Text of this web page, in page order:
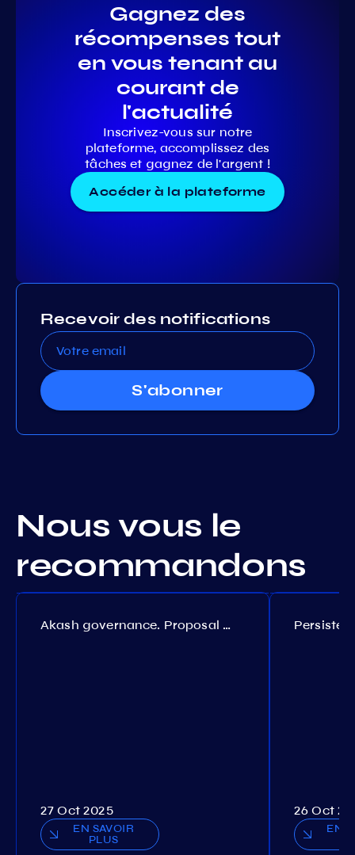
Gagnez des
récompenses tout
en vous tenant au
courant de
l'actualité
Inscrivez-vous sur notre
plateforme, accomplissez des
tâches et gagnez de l'argent !
Accéder à la plateforme
Recevoir des notifications
S'abonner
Nous vous le
recommandons
Akash governance. Proposal №308
27 Oct 2025
EN SAVOIR
PLUS
26 Oct
EN